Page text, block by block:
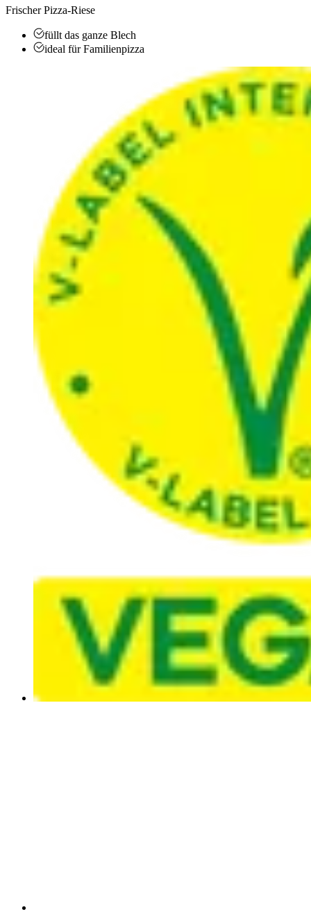
Frischer Pizza-Riese
füllt das ganze Blech
ideal für Familienpizza